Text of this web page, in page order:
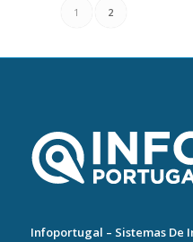
1 2
Infoportugal – Sistemas De